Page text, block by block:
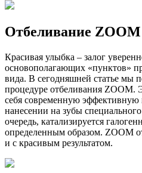
Отбеливание ZOOM
Красивая улыбка – залог
основополагающих «пунктов»
вида. В сегодняшней статье мы
процедуре отбеливания ZOOM.
себя современную
нанесении на зубы
очередь, катализируется
определенным образом. ZOOM
и с красивым результатом.